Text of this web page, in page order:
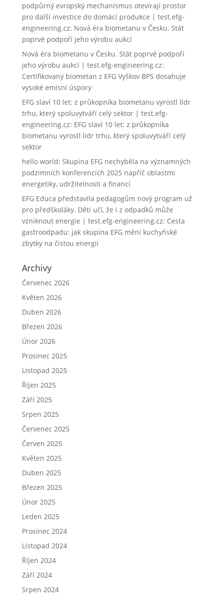
podpůrný evropský mechanismus otevírají prostor
pro další investice do domácí produkce | test.efg-
engineering.cz: Nová éra biometanu v Česku. Stát
poprvé podpoří jeho výrobu aukcí
Nová éra biometanu v Česku. Stát poprvé podpoří
jeho výrobu aukcí | test.efg-engineering.cz:
Certifikovaný biometan z EFG Vyškov BPS dosahuje
vysoké emisní úspory
EFG slaví 10 let: z průkopníka biometanu vyrostl lídr
trhu, který spoluvytváří celý sektor | test.efg-
engineering.cz: EFG slaví 10 let: z průkopníka
biometanu vyrostl lídr trhu, který spoluvytváří celý
sektor
hello world: Skupina EFG nechyběla na významných
podzimních konferencích 2025 napříč oblastmi
energetiky, udržitelnosti a financí
EFG Educa představila pedagogům nový program už
pro předškoláky. Děti učí, že i z odpadků může
vzniknout energie | test.efg-engineering.cz: Cesta
gastroodpadu: jak skupina EFG mění kuchyňské
zbytky na čistou energii
Archivy
Červenec 2026
Květen 2026
Duben 2026
Březen 2026
Únor 2026
Prosinec 2025
Listopad 2025
Říjen 2025
Září 2025
Srpen 2025
Červenec 2025
Červen 2025
Květen 2025
Duben 2025
Březen 2025
Únor 2025
Leden 2025
Prosinec 2024
Listopad 2024
Říjen 2024
Září 2024
Srpen 2024